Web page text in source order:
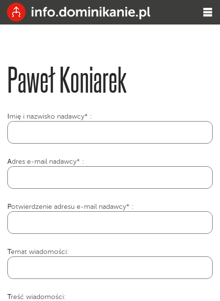
Paweł Koniarek
mię i nazwisko nadawcy* :
Adres e-mail nadawcy* :
Potwierdzenie adresu e-mail nadawcy* :
Temat wiadomości:
Treść wiadomości: